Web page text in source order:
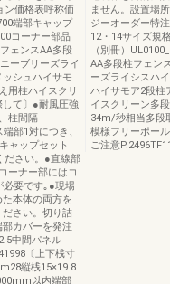
価格表呼称価
端部キャップ
コーナー部品
ェンスAA多段
ーブリーズライ
シュハイサモ
用柱ハイスクリ
して〕●耐風圧強
柱間隔
部1対につき、
ャップセット
ださい。●直線部
ーナー部にはコ
必要です｡●現場
本体の両方を
さい。切り詰
カバーを発注
中間パネル
〔上下桟寸
縦桟15×19.8
以内端部
ません。設置場
ジーオーダー特
12・14サイズ規
（別冊）
AA多段柱フェン
ーズライシスハ
ハイサモア2段柱
イスクリーン多
34m/秒相当多段
模様フリーポー
ご注意